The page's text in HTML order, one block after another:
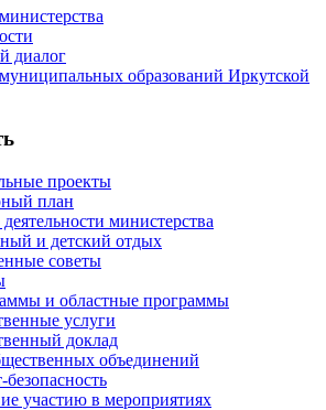
диалог
образований Иркутской
проекты
план
министерства
и детский отдых
советы
и областные программы
услуги
доклад
объединений
участию в мероприятиях